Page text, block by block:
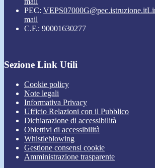
PEC: VEPS07000G@pec.istruzione.it
mail
C.F.: 90001630277
Sezione Link Utili
Cookie policy
Note legali
Informativa Privacy
Ufficio Relazioni con il Pubblico
Dichiarazione di accessibilità
Obiettivi di accessibilità
Whistleblowing
Gestione consensi cookie
Amministrazione trasparente